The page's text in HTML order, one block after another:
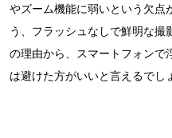
やズーム機能に弱いという欠点
う、フラッシュなしで鮮明な
の理由から、スマートフォンで
は避けた方がいいと言えるでし